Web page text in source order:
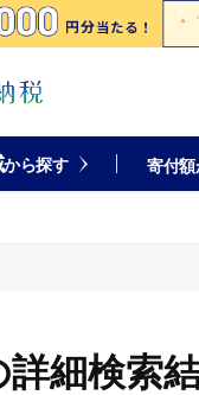
から探す 寄付額
細検索